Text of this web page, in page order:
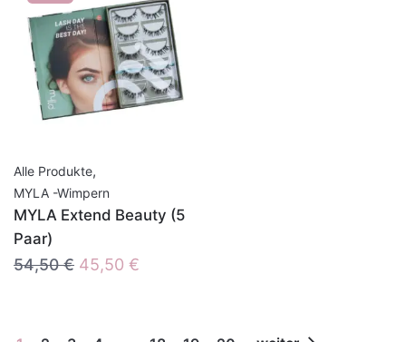
Alle Produkte,
MYLA -Wimpern
MYLA Extend Beauty (5
Paar)
54,50€ Ursprünglicher
54,50 €
45,50 €
45,50 €.